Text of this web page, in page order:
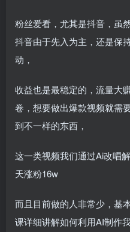
粉丝爱看，尤其是抖音，虽
抖音由于先入为主，还是保
动，
收益也是最稳定的，流量大
卷，想要做出爆款视频就需
到不一样的东西，
这一类视频我们通过Ai改唱
天涨粉16w
而且目前做的人非常少，基
课详细讲解如何利用AI制作